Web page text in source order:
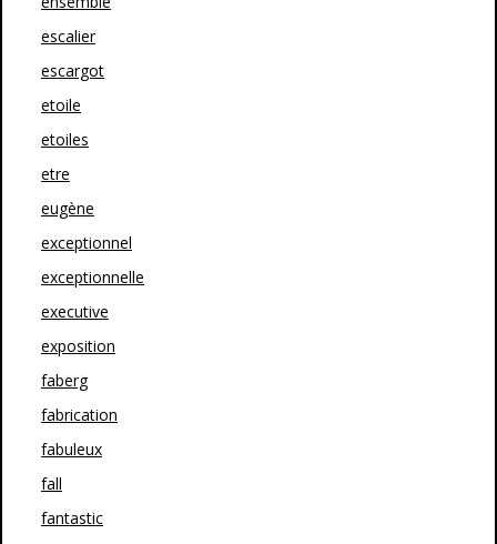
escalier
escargot
etoile
etoiles
etre
eugène
exceptionnel
exceptionnelle
executive
exposition
faberg
fabrication
fabuleux
fall
fantastic